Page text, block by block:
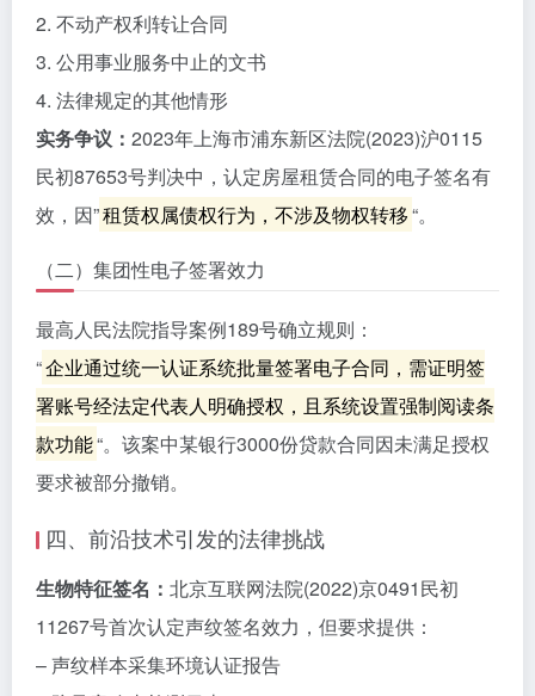
2. 不动产权利转让合同
3. 公用事业服务中止的文书
4. 法律规定的其他情形
实务争议： 2023年上海市浦东新区法院(2023)沪0115
民初87653号判决中，认定房屋租赁合同的电子签名有
效，因”租赁权属债权行为，不涉及物权转移“。
（二）集团性电子签署效力
最高人民法院指导案例189号确立规则：
“企业通过统一认证系统批量签署电子合同，需证明签
署账号经法定代表人明确授权，且系统设置强制阅读条
款功能“。该案中某银行3000份贷款合同因未满足授权
要求被部分撤销。
四、前沿技术引发的法律挑战
生物特征签名： 北京互联网法院(2022)京0491民初
11267号首次认定声纹签名效力，但要求提供：
– 声纹样本采集环境认证报告